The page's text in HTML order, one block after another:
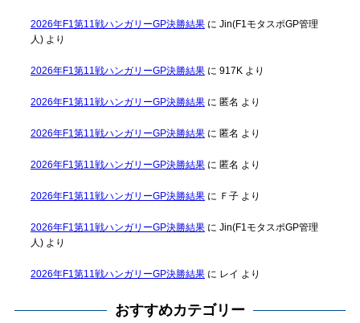
2026年F1第11戦ハンガリーGP決勝結果に Jin(F1モタスポGP管理
人)より
2026年F1第11戦ハンガリーGP決勝結果に 917Kより
2026年F1第11戦ハンガリーGP決勝結果に 匿名 より
2026年F1第11戦ハンガリーGP決勝結果に 匿名 より
2026年F1第11戦ハンガリーGP決勝結果に 匿名 より
2026年F1第11戦ハンガリーGP決勝結果に Ｆ子より
2026年F1第11戦ハンガリーGP決勝結果に Jin(F1モタスポGP管理
人)より
2026年F1第11戦ハンガリーGP決勝結果に レイ より
おすすめカテゴリー